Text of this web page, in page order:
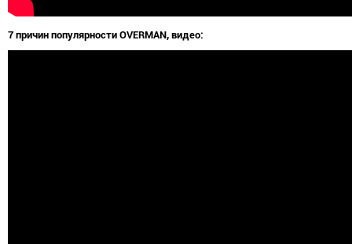
7 причин популярности OVERMAN, видео: